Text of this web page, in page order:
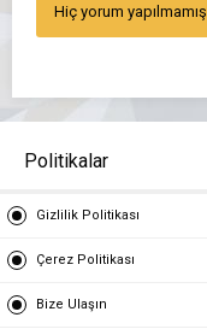
Hiç yorum yapılmamış.
Politikalar
Gizlilik Politikası
Çerez Politikası
Bize Ulaşın